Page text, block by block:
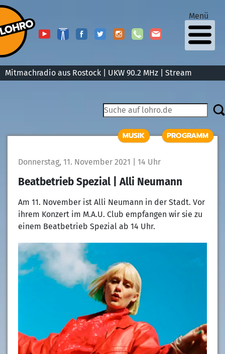
Mitmachradio aus Rostock | UKW 90.2 MHz | Stream
Menü
MUSIK PROGRAMM
Donnerstag, 11. November 2021 | 14 Uhr
Beatbetrieb Spezial | Alli Neumann
Am 11. November ist Alli Neumann in der Stadt. Vor
ihrem Konzert im M.A.U. Club empfangen wir sie zu
einem Beatbetrieb Spezial ab 14 Uhr.